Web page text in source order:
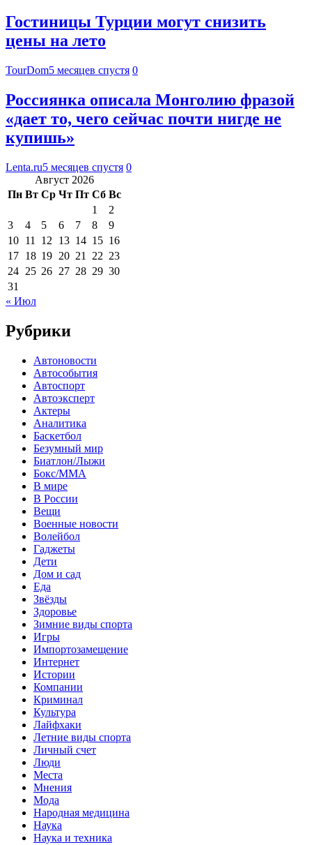
Гостиницы Турции могут снизить
цены на лето
TourDom5 месяцев спустя 0
Россиянка описала Монголию фразой
«дает то, чего сейчас почти нигде не
купишь»
Lenta.ru5 месяцев спустя 0
Август 2026
Пн Вт Ср Чт Пт Сб Вс
1
2
3
4 5 6 7 8
9
10 11 12 13 14 15 16
17 18 19 20 21 22 23
24 25 26 27 28 29 30
31
« Июл
Рубрики
Автоновости
Автособытия
Автоспорт
Автоэксперт
Актеры
Аналитика
Баскетбол
Безумный мир
Биатлон/Лыжи
Бокс/MMA
В мире
В России
Вещи
Военные новости
Волейбол
Гаджеты
Дети
Дом и сад
Еда
Звёзды
Здоровье
Зимние виды спорта
Игры
Импортозамещение
Интернет
Истории
Компании
Криминал
Культура
Лайфхаки
Летние виды спорта
Личный счет
Люди
Места
Мнения
Мода
Народная медицина
Наука
Наука и техника